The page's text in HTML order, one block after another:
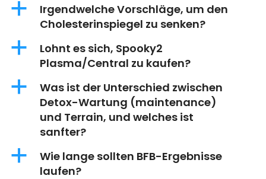
a
Irgendwelche Vorschläge, um den
Cholesterinspiegel zu senken?
a
Lohnt es sich, Spooky2
Plasma/Central zu kaufen?
a
Was ist der Unterschied zwischen
Detox-Wartung (maintenance)
und Terrain, und welches ist
sanfter?
a
Wie lange sollten BFB-Ergebnisse
laufen?